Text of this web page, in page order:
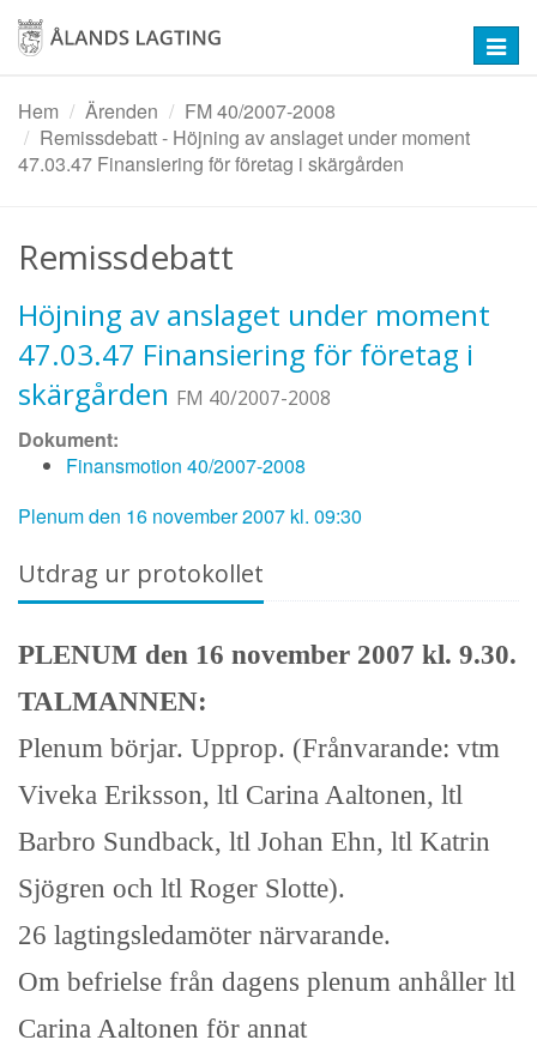
Hoppa
huvudinnehåll
Hem
Ärenden
FM 40/2007-2008
Remissdebatt - Höjning av anslaget under moment
47.03.47 Finansiering för företag i skärgården
Remissdebatt
Höjning av anslaget under moment
47.03.47 Finansiering för företag i
skärgården FM 40/2007-2008
Dokument:
Finansmotion 40/2007-2008
Plenum den 16 november 2007 kl. 09:30
Utdrag ur protokollet
PLENUM den 16 november 2007 kl. 9.30.
TALMANNEN:
Plenum börjar. Upprop. (Frånvarande: vtm
Viveka Eriksson, ltl Carina Aaltonen, ltl
Barbro Sundback, ltl Johan Ehn, ltl Katrin
Sjögren och ltl Roger Slotte).
26 lagtingsledamöter närvarande.
Om befrielse från dagens plenum anhåller ltl
Carina Aaltonen för annat